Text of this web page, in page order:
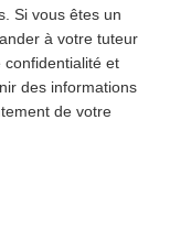
Si vous êtes un
à votre tuteur
et
des informations
de votre